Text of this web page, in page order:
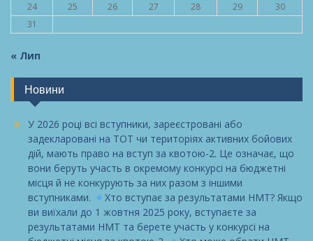
24
25 26 27 28 29
30
31
« Лип
Новини
У 2026 році всі вступники, зареєстровані або
задекларовані на ТОТ чи територіях активних бойових
дій, мають право на вступ за квотою-2. Це означає, що
вони беруть участь в окремому конкурсі на бюджетні
місця й не конкурують за них разом з іншими
вступниками.
Хто вступає за результатами НМТ? Якщо
ви виїхали до 1 жовтня 2025 року, вступаєте за
результатами НМТ та берете участь у конкурсі на